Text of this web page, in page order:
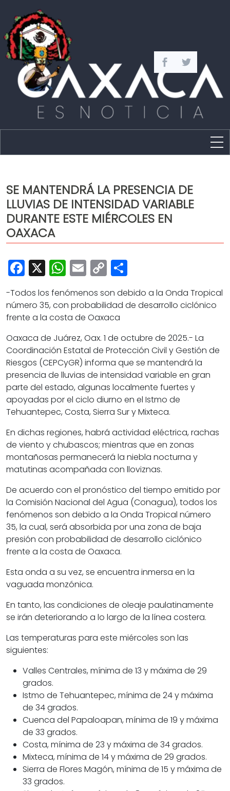
Capital
Policíaca
Cultura
Opinión
SE MANTENDRÁ LA PRESENCIA DE
LLUVIAS DE INTENSIDAD VARIABLE
DURANTE ESTE MIÉRCOLES EN
OAXACA
Facebook
X WhatsApp
Email
Copy
Link
-Todos los fenómenos son debido a la Onda Tropical
número 35, con probabilidad de desarrollo ciclónico
frente a la costa de Oaxaca
Oaxaca de Juárez, Oax. 1 de octubre de 2025.- La
Coordinación Estatal de Protección Civil y Gestión de
Riesgos (CEPCyGR) informa que se mantendrá la
presencia de lluvias de intensidad variable en gran
parte del estado, algunas localmente fuertes y
apoyadas por el ciclo diurno en el Istmo de
Tehuantepec, Costa, Sierra Sur y Mixteca.
En dichas regiones, habrá actividad eléctrica, rachas
de viento y chubascos; mientras que en zonas
montañosas permanecerá la niebla nocturna y
matutinas acompañada con lloviznas.
De acuerdo con el pronóstico del tiempo emitido por
la Comisión Nacional del Agua (Conagua), todos los
fenómenos son debido a la Onda Tropical número
35, la cual, será absorbida por una zona de baja
presión con probabilidad de desarrollo ciclónico
frente a la costa de Oaxaca.
Esta onda a su vez, se encuentra inmersa en la
vaguada monzónica.
En tanto, las condiciones de oleaje paulatinamente
se irán deteriorando a lo largo de la línea costera.
Las temperaturas para este miércoles son las
siguientes:
Valles Centrales, mínima de 13 y máxima de 29
grados.
Istmo de Tehuantepec, mínima de 24 y máxima
de 34 grados.
Cuenca del Papaloapan, mínima de 19 y máxima
de 33 grados.
Costa, mínima de 23 y máxima de 34 grados.
Mixteca, mínima de 14 y máxima de 29 grados.
Sierra de Flores Magón, mínima de 15 y máxima de
33 grados.